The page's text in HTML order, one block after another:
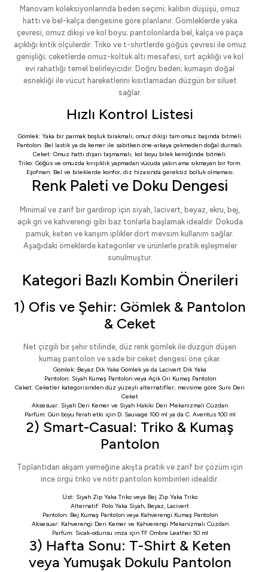
Manovam koleksiyonlarında beden seçimi; kalıbın düşüşü, omuz
hattı ve bel-kalça dengesine göre planlanır. Gömleklerde yaka
çevresi, omuz dikişi ve kol boyu; pantolonlarda bel, kalça ve paça
açıklığı kritik ölçülerdir. Triko ve t-shirtlerde göğüs çevresi ile omuz
genişliği; ceketlerde omuz-koltuk altı mesafesi, sırt açıklığı ve kol
evi rahatlığı temel belirleyicidir. Doğru beden; kumaşın doğal
esnekliği ile vücut hareketlerini kısıtlamadan düzgün bir siluet
sağlar.
Hızlı Kontrol Listesi
Gömlek: Yaka bir parmak boşluk bırakmalı; omuz dikişi tam omuz başında bitmeli.
Pantolon: Bel lastik ya da kemer ile sabitken öne-arkaya çekmeden doğal durmalı.
Ceket: Omuz hattı dışarı taşmamalı; kol boyu bilek kemiğinde bitmeli.
Triko: Göğüs ve omuzda kırışıklık yapmadan vücuda yakın ama sıkmayan bir form.
Eşofman: Bel ve bileklerde konfor, diz hizasında gereksiz bolluk olmaması.
Renk Paleti ve Doku Dengesi
Minimal ve zarif bir gardırop için siyah, lacivert, beyaz, ekru, bej,
açık gri ve kahverengi gibi baz tonlarla başlamak idealdir. Dokuda
pamuk, keten ve karışım iplikler dört mevsim kullanım sağlar.
Aşağıdaki örneklerde kategoriler ve ürünlerle pratik eşleşmeler
sunulmuştur.
Kategori Bazlı Kombin Önerileri
1) Ofis ve Şehir: Gömlek & Pantolon
& Ceket
Net çizgili bir şehir stilinde, düz renk gömlek ile düzgün düşen
kumaş pantolon ve sade bir ceket dengesi öne çıkar.
Gömlek: Beyaz Dik Yaka Gömlek ya da Lacivert Dik Yaka
Pantolon: Siyah Kumaş Pantolonveya Açık Gri Kumaş Pantolon
Ceket: Ceketler kategorisinden düz yüzeyli alternatifler; mevsime göre Suni Deri
Ceket
Aksesuar: Siyah Deri Kemer ve Siyah Hakiki Deri Mekanizmalı Cüzdan
Parfüm: Gün boyu ferah etki için D. Sauvage 100 ml ya da C. Aventus 100 ml
2) Smart-Casual: Triko & Kumaş
Pantolon
Toplantıdan akşam yemeğine akışta pratik ve zarif bir çözüm için
ince örgü triko ve nötr pantolon kombinleri idealdir.
Üst: Siyah Zip Yaka Triko veya Bej Zip Yaka Triko
Alternatif: Polo Yaka Siyah, Beyaz, Lacivert
Pantolon: Bej Kumaş Pantolonveya Kahverengi Kumaş Pantolon
Aksesuar: Kahverengi Deri Kemerve Kahverengi Mekanizmalı Cüzdan
Parfüm: Sıcak-odunsu imza içinTF Ombre Leather 50 ml
3) Hafta Sonu: T-Shirt & Keten
veya Yumuşak Dokulu Pantolon